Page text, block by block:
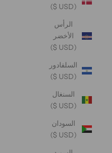
(USD $)
الرأس
الأخضر
(USD $)
السلفادور
(USD $)
السنغال
(USD $)
السودان
(USD $)